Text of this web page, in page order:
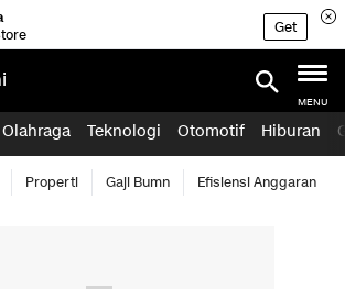
Get
MENU
Olahraga Teknologi Otomotif Hiburan
Properti Gaji Bumn Efisiensi Anggaran